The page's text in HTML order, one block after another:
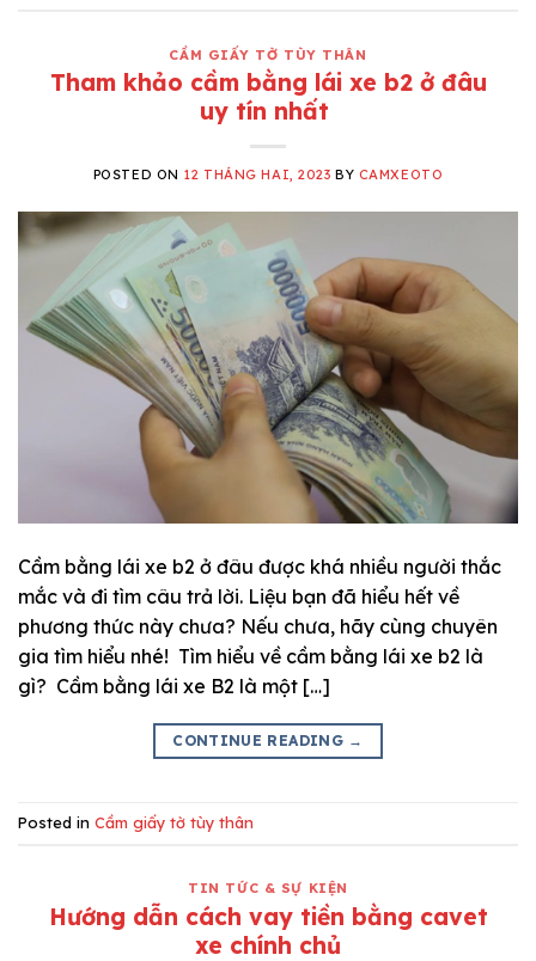
CẦM GIẤY TỜ TÙY THÂN
Tham khảo cầm bằng lái xe b2 ở đâu
uy tín nhất
POSTED ON 12 THÁNG HAI, 2023 BY CAMXEOTO
Cầm bằng lái xe b2 ở đâu được khá nhiều người thắc
mắc và đi tìm câu trả lời. Liệu bạn đã hiểu hết về
phương thức này chưa? Nếu chưa, hãy cùng chuyên
gia tìm hiểu nhé! Tìm hiểu về cầm bằng lái xe b2 là
gì? Cầm bằng lái xe B2 là một […]
CONTINUE READING →
Posted in Cầm giấy tờ tùy thân
TIN TỨC & SỰ KIỆN
Hướng dẫn cách vay tiền bằng cavet
xe chính chủ